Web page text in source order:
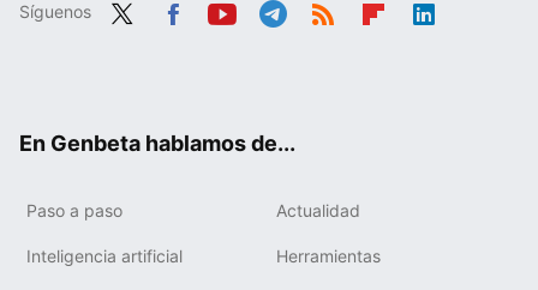
Síguenos
En Genbeta hablamos de...
Paso a paso Actualidad
Inteligencia artificial Herramientas